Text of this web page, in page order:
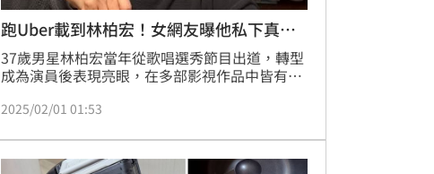
跑Uber載到林柏宏！女網友曝他私下真面
目
37歲男星林柏宏當年從歌唱選秀節目出道，轉型
成為演員後表現亮眼，在多部影視作品中皆有優
在社群分享自己跑Uber載到林柏宏，還曝光了對
聖。宋亭誼報導
2025/02/01 01:53